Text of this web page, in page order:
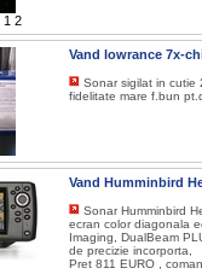
1 2
Vand lowrance 7x-
Sonar sigilat in cutie
fidelitate mare f.bun
Vand Humminbird
Sonar Humminbird
ecran color diagonala
Imaging, DualBeam
de precizie incorporta,
Pret 811 EURO ,